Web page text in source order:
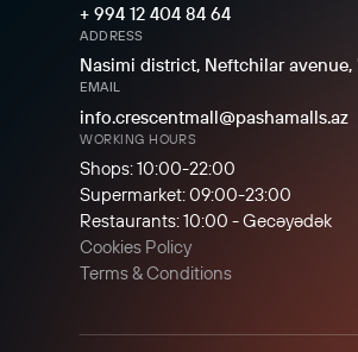
+ 994 12 404 84 64
ADDRESS
Nasimi district, Neftchilar
EMAIL
info.crescentmall@pashamalls.az
WORKING HOURS
Shops: 10:00-22:00
Supermarket: 09:00-23:00
Restaurants: 10:00 - Gecəyədək
Cookies Policy
Terms & Conditions